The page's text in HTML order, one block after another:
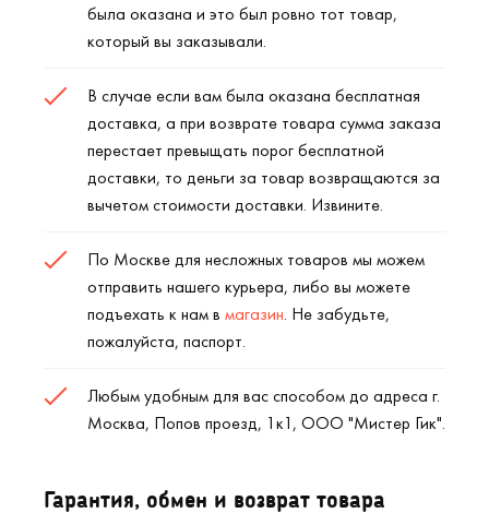
была оказана и это был ровно тот товар,
который вы заказывали.
В случае если вам была оказана бесплатная
доставка, а при возврате товара сумма заказа
перестает превыщать порог бесплатной
доставки, то деньги за товар возвращаются за
вычетом стоимости доставки. Извините.
По Москве для несложных товаров мы можем
отправить нашего курьера, либо вы можете
подъехать к нам в магазин. Не забудьте,
пожалуйста, паспорт.
Любым удобным для вас способом до адреса г.
Москва, Попов проезд, 1к1, ООО "Мистер Гик".
Гарантия, обмен и возврат товара